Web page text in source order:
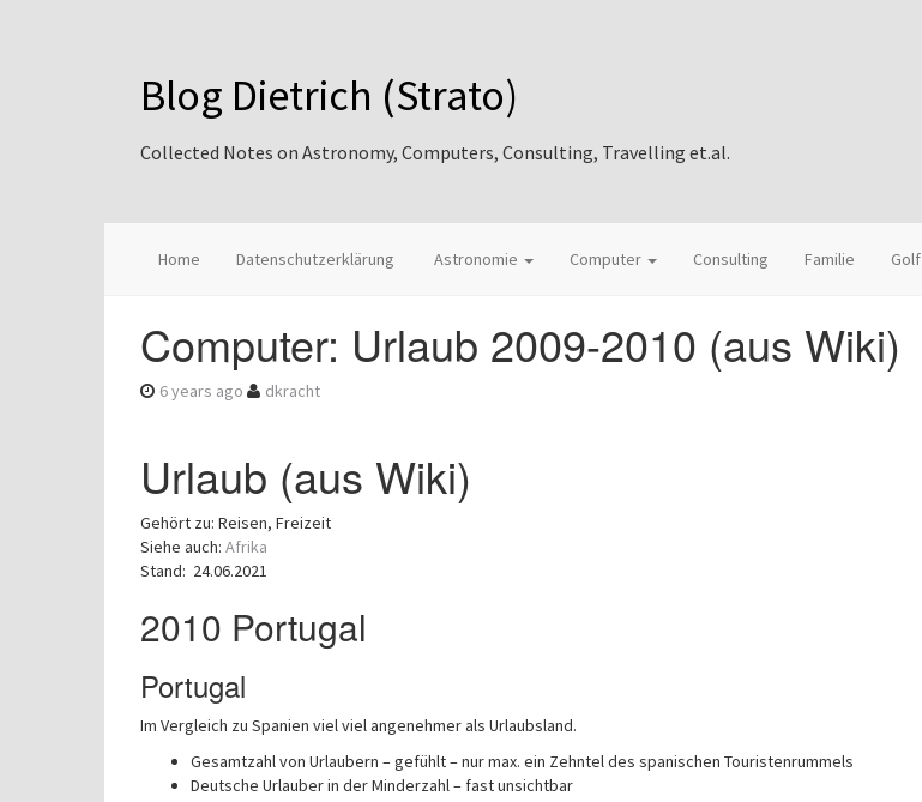
Blog Dietrich (Strato)
Collected Notes on Astronomy, Computers, Consulting, Travelling et.al.
Home Datenschutzerklärung Astronomie Computer Consulting Familie Golf
Computer: Urlaub 2009-2010 (aus Wiki)
6 years ago dkracht
Urlaub (aus Wiki)
Gehört zu: Reisen, Freizeit
Siehe auch: Afrika
Stand: 24.06.2021
2010 Portugal
Portugal
Im Vergleich zu Spanien viel viel angenehmer als Urlaubsland.
Gesamtzahl von Urlaubern – gefühlt – nur max. ein Zehntel des spanischen Touristenrummels
Deutsche Urlauber in der Minderzahl – fast unsichtbar